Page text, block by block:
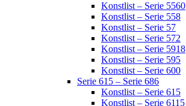
Konstlist – Serie 5560
Konstlist – Serie 558
Konstlist – Serie 57
Konstlist – Serie 572
Konstlist – Serie 5918
Konstlist – Serie 595
Konstlist – Serie 600
Serie 615 – Serie 686
Konstlist – Serie 615
Konstlist – Serie 6115